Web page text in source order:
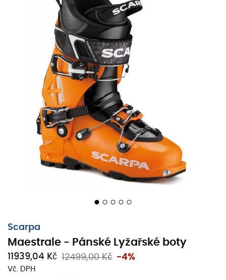
Scarpa
Maestrale - Pánské Lyžařské boty
11939,04 Kč 12499,00 Kč -4%
Vč. DPH
kategorii. S rozsahem pohybu téměř 59° bude váš krok
při stoupání téměř přirozený. Navíc přepínač pro přechod
mezi lyžováním a chůzí je snadno použitelný a bez
jakéhokoliv tření. Podešev Vibram Cayman Pro poskytuje
výjimečnou přilnavost na nejnerovnějších terénech.
také myslí na vaše pohodlí s přidáním
voděodolných ventilačních mřížek Outdry®, které
umožňují regulaci teploty uvnitř boty a zabraňují
přehřívání. Lehká a odolná díky svému plášti z
Grimalidu®,Maestraleumožňuje s jistotou zdolávat i ty
nejnáročnější svahy. Nakonec, pro maximální přesnost,
najdete zde HRS Strap přezku (na nártu), která efektivně
udržuje vaši nohu pevně v botě.